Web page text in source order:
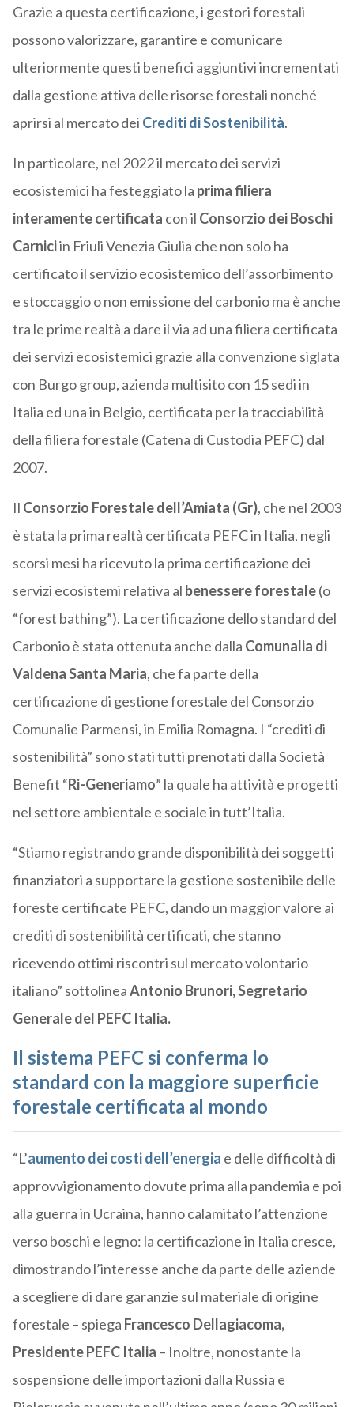
Grazie a questa certificazione, i gestori forestali
possono valorizzare, garantire e comunicare
ulteriormente questi benefici aggiuntivi incrementati
dalla gestione attiva delle risorse forestali nonché
aprirsi al mercato dei Crediti di Sostenibilità.
In particolare, nel 2022 il mercato dei servizi
ecosistemici ha festeggiato la prima filiera
interamente certificata con il Consorzio dei Boschi
Carniciin Friuli Venezia Giulia che non solo ha
certificato il servizio ecosistemico dell’assorbimento
e stoccaggio o non emissione del carbonio ma è anche
tra le prime realtà a dare il via ad una filiera certificata
dei servizi ecosistemici grazie alla convenzione siglata
con Burgo group, azienda multisito con 15 sedi in
Italia ed una in Belgio, certificata per la tracciabilità
della filiera forestale (Catena di Custodia PEFC) dal
2007.
Il Consorzio Forestale dell’Amiata (Gr), che nel 2003
è stata la prima realtà certificata PEFC in Italia, negli
scorsi mesi ha ricevuto la prima certificazione dei
servizi ecosistemi relativa al benessere forestale(o
“forest bathing”). La certificazione dello standard del
Carbonio è stata ottenuta anche dalla Comunalia di
Valdena Santa Maria, che fa parte della
certificazione di gestione forestale del Consorzio
Comunalie Parmensi, in Emilia Romagna. I “crediti di
sostenibilità” sono stati tutti prenotati dalla Società
Benefit “Ri-Generiamo” la quale ha attività e progetti
nel settore ambientale e sociale in tutt’Italia.
“Stiamo registrando grande disponibilità dei soggetti
finanziatori a supportare la gestione sostenibile delle
foreste certificate PEFC, dando un maggior valore ai
crediti di sostenibilità certificati, che stanno
ricevendo ottimi riscontri sul mercato volontario
italiano” sottolineaAntonio Brunori, Segretario
Generale del PEFC Italia.
Il sistema PEFC si conferma lo
standard con la maggiore superficie
forestale certificata al mondo
“L’aumento dei costi dell’energia e delle difficoltà di
approvvigionamento dovute prima alla pandemia e poi
alla guerra in Ucraina, hanno calamitato l’attenzione
verso boschi e legno: la certificazione in Italia cresce,
dimostrando l’interesse anche da parte delle aziende
a scegliere di dare garanzie sul materiale di origine
forestale – spiega Francesco Dellagiacoma,
Presidente PEFC Italia – Inoltre, nonostante la
sospensione delle importazioni dalla Russia e